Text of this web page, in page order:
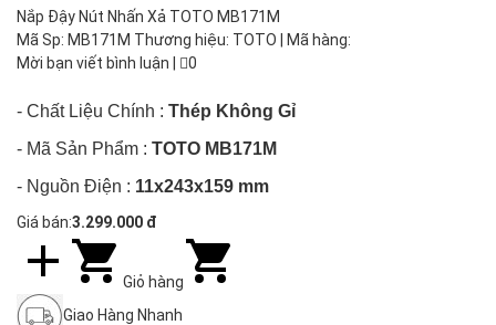
Nắp Đậy Nút Nhấn Xả TOTO MB171M
Mã Sp: MB171M Thương hiệu: TOTO | Mã hàng:
Mời bạn viết bình luận
0
- Chất Liệu Chính : Thép Không Gỉ
- Mã Sản Phẩm : TOTO MB171M
- Nguồn Điện : 11x243x159 mm
Giá bán:3.299.000 đ
Giỏ hàng
Giao Hàng Nhanh